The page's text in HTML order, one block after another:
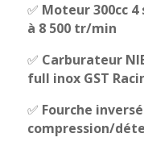
✅ Moteur 300cc
à 8 500 tr/min
✅ Carburateur
full inox GST
✅ Fourche
compression/